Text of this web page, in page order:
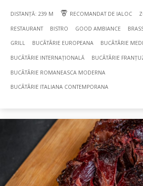
DISTANȚĂ: 239 M RECOMANDAT DE IALOC
RESTAURANT BISTRO GOOD AMBIANCE
GRILL BUCÃTÃRIE EUROPEANA BUCÃTÃRIE
BUCÃTÃRIE INTERNAȚIONALĂ BUCÃTÃRIE
BUCÃTÃRIE ROMANEASCA MODERNA
BUCÃTÃRIE ITALIANA CONTEMPORANA